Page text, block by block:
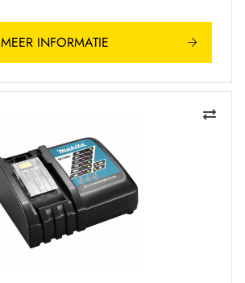
MEER INFORMATIE